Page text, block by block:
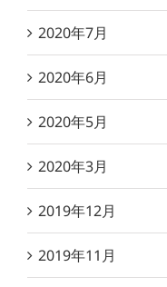
2020年7月
2020年6月
2020年5月
2020年3月
2019年12月
2019年11月